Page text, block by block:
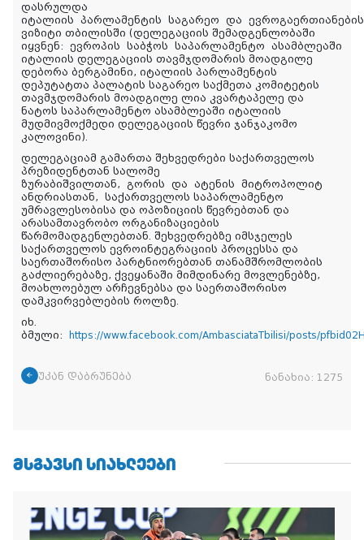
დასრულდა
იტალიის
პარლამენტის საგარეო და
ევროგაერთიანების
ვიზიტი თბილისში (დელეგაციის შემადგენლობაში
იყვნენ: ევროპის საბჭოს საპარლამენტო ასამბლეაში
იტალიის დელეგაციის თავმჯდომარის მოადგილე
დებორა ბერგამინი, იტალიის პარლამენტის
დეპუტატთა პალატის საგარეო საქმეთა კომიტეტის
თავმჯდომარის მოადგილე ლია კვარტაპელე და
ნატოს საპარლამენტო ასამბლეაში იტალიის
მუდმივმოქმედი დელეგაციის წევრი ჯანჯაკომო
კალოვინი).
დელეგაციამ გამართა შეხვედრები საქართველოს
პრეზიდენტთან სალომე
ზურაბიშვილთან, გორის და ატენის
მიტროპოლიტ
ანდრიასთან,
საქართველოს საპარლამენტო
უმრავლესობისა და ოპოზიციის წევრებთან და
არასამთავრობო ორგანიზაციების
წარმომადგენლებთან. შეხვედრებზე იმსჯელეს
საქართველოს ევროინტეგრაციის პროცესსა და
საერთაშორისო პარტნიორებთან თანამშრომლობის
გაძლიერებაზე, ქვეყანაში მიმდინარე მოვლენებზე,
მოახლოებულ არჩევნებსა და საერთაშორისო
დამკვირვებლების როლზე.
იხ.
ბმული:
https://www.facebook.com/AmbasciataTbilisi/posts/
უკან დაბრუნება ნანახია: 1275
ᲛᲡᲒᲐᲕᲡᲘ ᲡᲘᲐᲮᲚᲔᲔᲑᲘ